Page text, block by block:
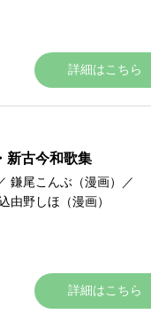
詳細はこちら
新古今和歌集
鎌尾こんぶ（漫画）
／
由野しほ（漫画）
詳細はこちら